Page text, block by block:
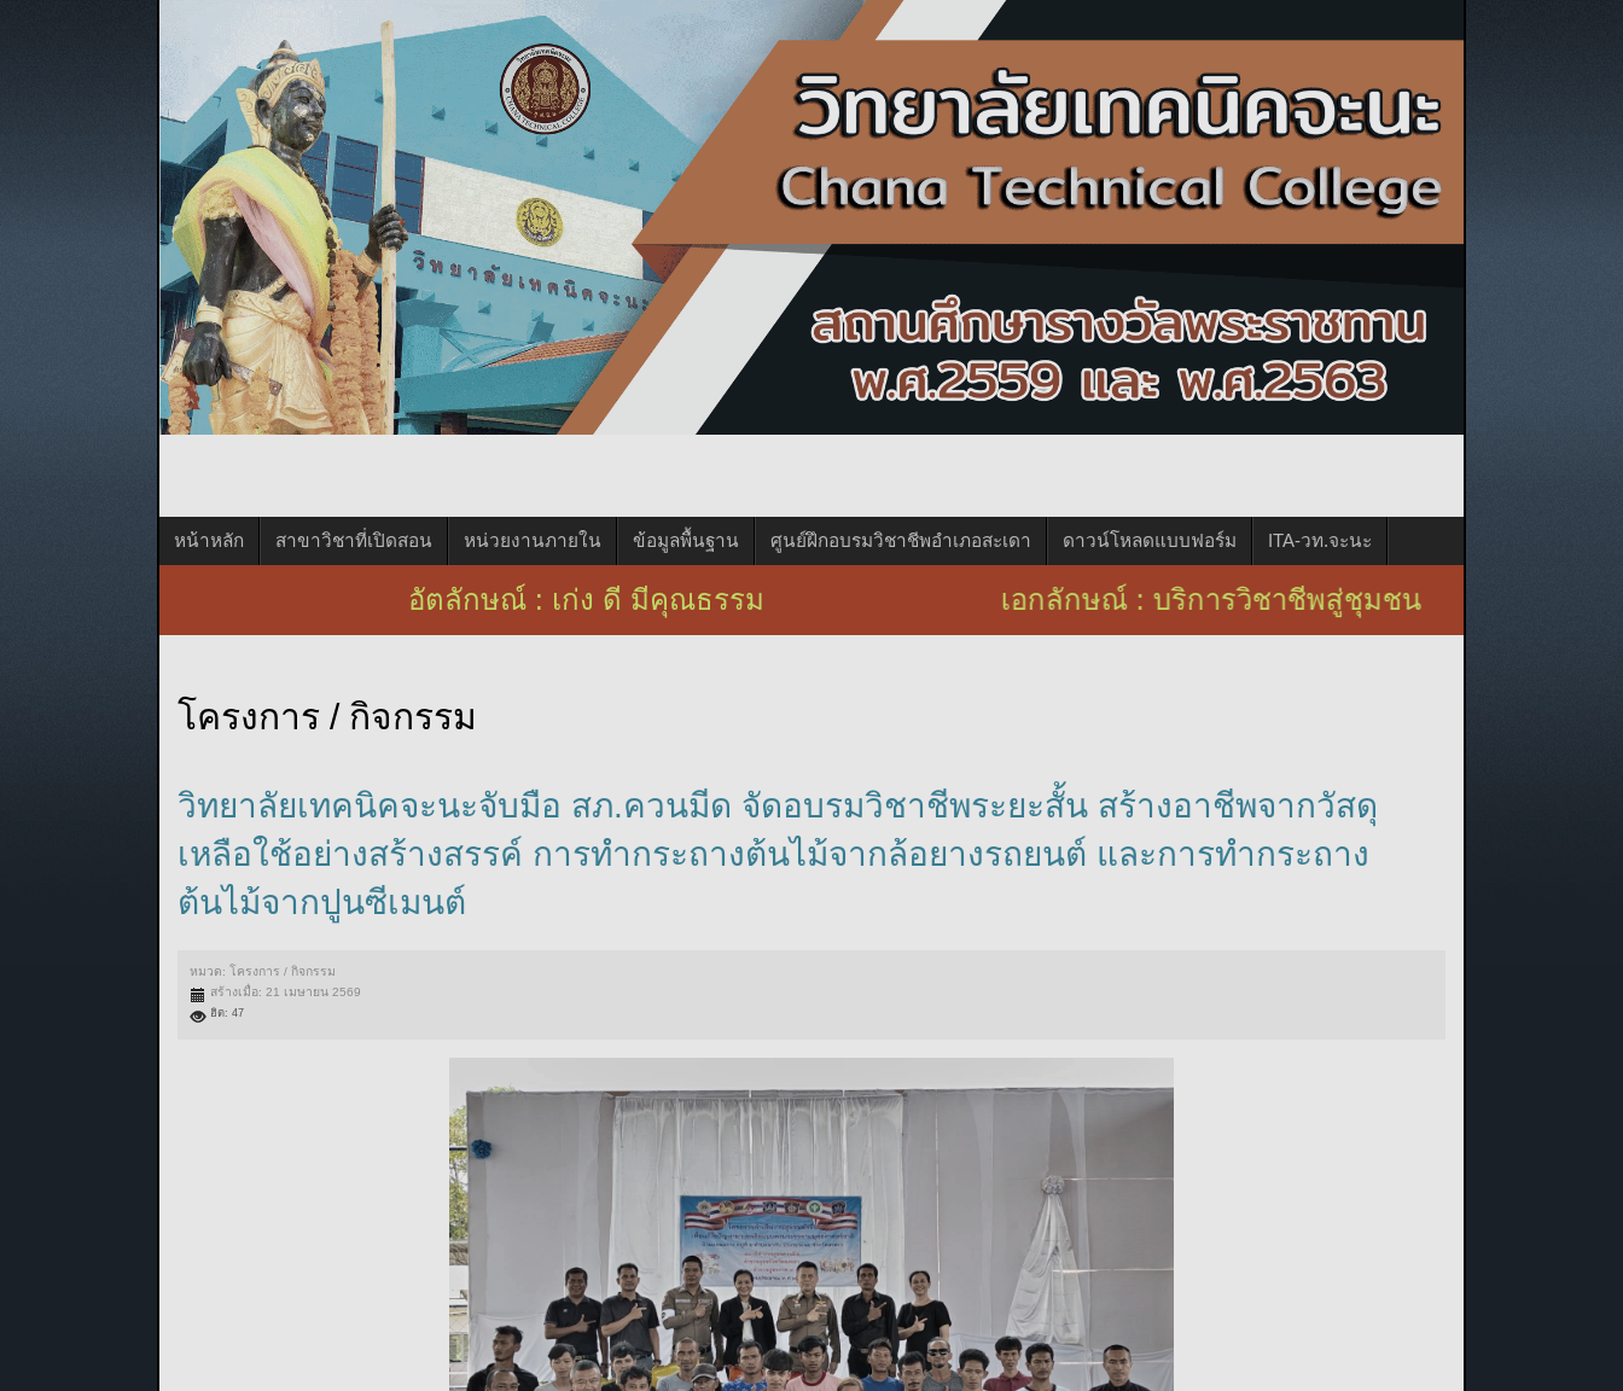
หน้าหลัก สาขาวิชาที่เปิดสอน หน่วยงานภายใน ข้อมูลพื้นฐาน ศูนย์ฝึกอบรมวิชาชีพอำเภอสะเดา ดาวน์โหลดแบบฟอร์ม ITA-วท.จะนะ
อัตลักษณ์ : เก่ง ดี มีคุณธรรม เอกลักษณ์ : บริการวิชาชีพสู่ชุมชน
โครงการ / กิจกรรม
วิทยาลัยเทคนิคจะนะจับมือ สภ.ควนมีด จัดอบรมวิชาชีพระยะสั้น สร้างอาชีพจากวัสดุ
เหลือใช้อย่างสร้างสรรค์ การทำกระถางต้นไม้จากล้อยางรถยนต์ และการทำกระถาง
ต้นไม้จากปูนซีเมนต์
หมวด:
โครงการ / กิจกรรม
สร้างเมื่อ: 21 เมษายน 2569
ฮิต: 47